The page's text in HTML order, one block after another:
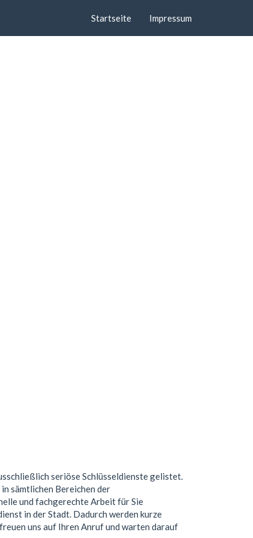
Startseite Impressum
seriöse Schlüsseldienste gelistet.
sämtlichen Bereichen der
und fachgerechte Arbeit für Sie
in der Stadt. Dadurch werden kurze
uns auf Ihren Anruf und warten darauf